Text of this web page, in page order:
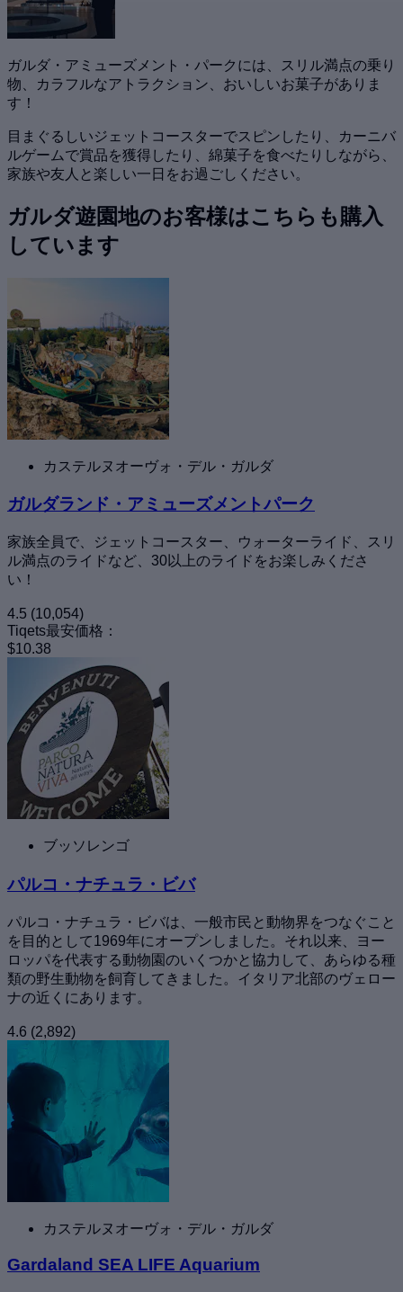
ガルダ・アミューズメント・パークには、スリル満点の乗り
物、カラフルなアトラクション、おいしいお菓子がありま
す！
目まぐるしいジェットコースターでスピンしたり、カーニバ
ルゲームで賞品を獲得したり、綿菓子を食べたりしながら、
家族や友人と楽しい一日をお過ごしください。
ガルダ遊園地のお客様はこちらも購入
しています
カステルヌオーヴォ・デル・ガルダ
ガルダランド・アミューズメントパーク
家族全員で、ジェットコースター、ウォーターライド、スリ
ル満点のライドなど、30以上のライドをお楽しみくださ
い！
4.5 (10,054)
Tiqets最安価格：
$10.38
ブッソレンゴ
パルコ・ナチュラ・ビバ
パルコ・ナチュラ・ビバは、一般市民と動物界をつなぐこと
を目的として1969年にオープンしました。それ以来、ヨー
ロッパを代表する動物園のいくつかと協力して、あらゆる種
類の野生動物を飼育してきました。イタリア北部のヴェロー
ナの近くにあります。
4.6 (2,892)
カステルヌオーヴォ・デル・ガルダ
Gardaland SEA LIFE Aquarium